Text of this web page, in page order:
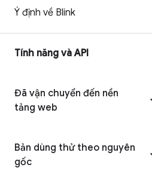
Ý định về Blink
Tính năng và API
Đã vận chuyển đến nền
tảng web
Bản dùng thử theo nguyên
gốc